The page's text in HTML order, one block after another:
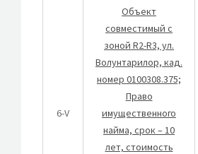
6-V
Объект
совместимый с
зоной R2-R3, ул.
Волунтарилор, кад.
номер 0100308.375;
Право
имущественного
найма, срок – 10
лет, стоимость